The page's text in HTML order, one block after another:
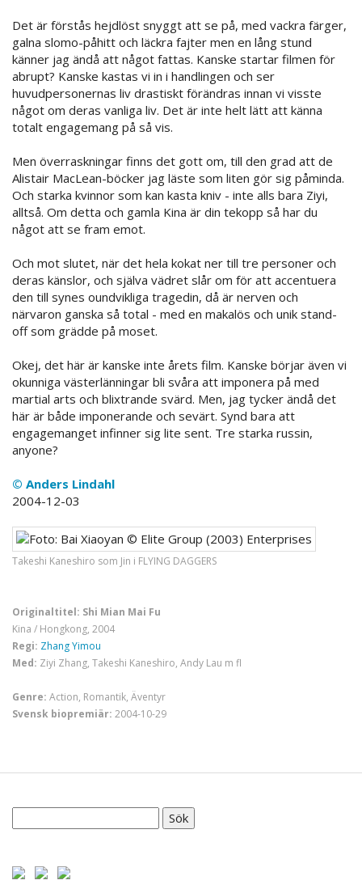
Det är förstås hejdlöst snyggt att se på, med vackra färger,
galna slomo-påhitt och läckra fajter men en lång stund
känner jag ändå att något fattas. Kanske startar filmen för
abrupt? Kanske kastas vi in i handlingen och ser
huvudpersonernas liv drastiskt förändras innan vi visste
något om deras vanliga liv. Det är inte helt lätt att känna
totalt engagemang på så vis.
Men överraskningar finns det gott om, till den grad att de
Alistair MacLean-böcker jag läste som liten gör sig påminda.
Och starka kvinnor som kan kasta kniv - inte alls bara Ziyi,
alltså. Om detta och gamla Kina är din tekopp så har du
något att se fram emot.
Och mot slutet, när det hela kokat ner till tre personer och
deras känslor, och själva vädret slår om för att accentuera
den till synes oundvikliga tragedin, då är nerven och
närvaron ganska så total - med en makalös och unik stand-
off som grädde på moset.
Okej, det här är kanske inte årets film. Kanske börjar även vi
okunniga västerlänningar bli svåra att imponera på med
martial arts och blixtrande svärd. Men, jag tycker ändå det
här är både imponerande och sevärt. Synd bara att
engagemanget infinner sig lite sent. Tre starka russin,
anyone?
© Anders Lindahl
2004-12-03
Takeshi Kaneshiro som Jin i FLYING DAGGERS
Originaltitel: Shi Mian Mai Fu
Kina / Hongkong, 2004
Regi: Zhang Yimou
Med: Ziyi Zhang, Takeshi Kaneshiro, Andy Lau m fl
Genre: Action, Romantik, Äventyr
Svensk biopremiär: 2004-10-29
Sök